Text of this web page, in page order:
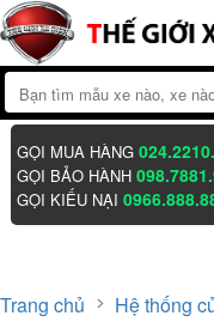
GỌI MUA HÀNG
GỌI BẢO HÀNH
GỌI KIẾU NẠI
Trang chủ Hệ thống